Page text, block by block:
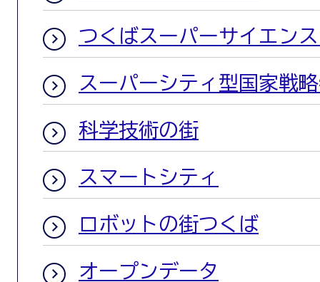
つくばスーパーサイエン
スーパーシティ型国家戦
科学技術の街
スマートシティ
ロボットの街つくば
オープンデータ